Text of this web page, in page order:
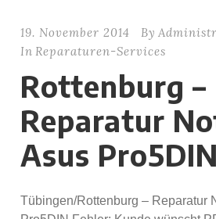
19. November 2014 By
In Reparaturen-Services
Rottenburg –
Reparatur
Asus Pro5DIN
Tübingen/Rottenburg – Reparatur